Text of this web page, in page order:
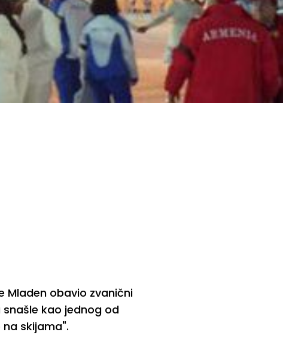
Mladen obavio zvanični
kao jednog od
skijama".